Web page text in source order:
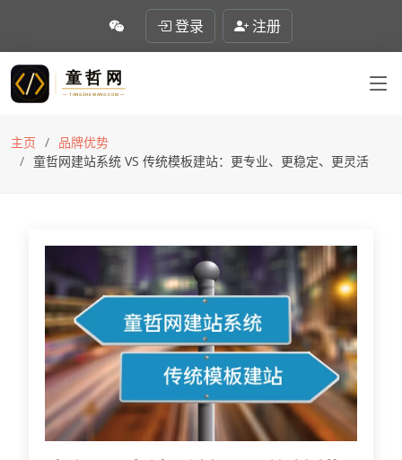
登录 注册
主页
品牌优势
童哲网建站系统 VS 传统模板建站：更专业、更稳定、更灵活